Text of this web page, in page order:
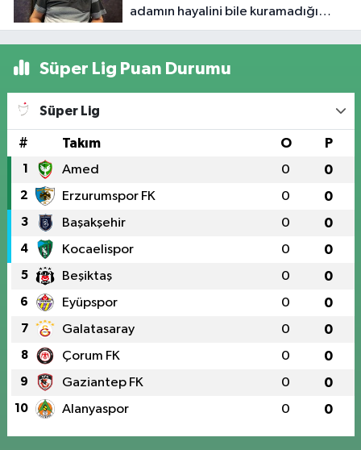
adamın hayalini bile kuramadığı
evine kavuşunca döktüğü gözyaşı
Süper Lig Puan Durumu
Süper Lig
# Takım O P
1 Amed 0 0
2 Erzurumspor FK 0 0
3 Başakşehir 0 0
4 Kocaelispor 0 0
5 Beşiktaş 0 0
6 Eyüpspor 0 0
7 Galatasaray 0 0
8 Çorum FK 0 0
9 Gaziantep FK 0 0
10 Alanyaspor 0 0